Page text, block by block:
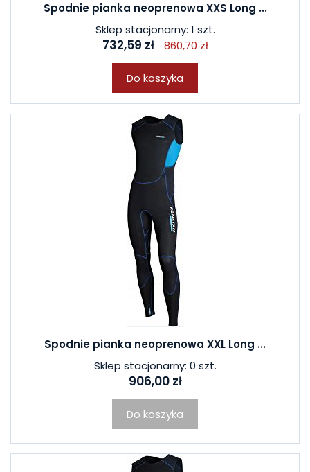
Spodnie pianka neoprenowa XXS Long ...
Sklep stacjonarny: 1 szt.
732,59 zł 860,70 zł
Do koszyka
Spodnie pianka neoprenowa XXL Long ...
Sklep stacjonarny: 0 szt.
906,00 zł
Do koszyka